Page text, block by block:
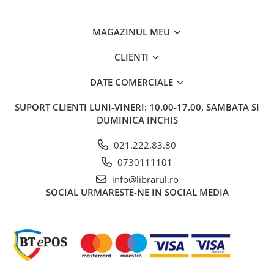
Conservarea si pastrarea
Ghiduri de calatorie
Hobby, timp liber
Animale de companie
Carti de colorat pentru adulti
Istorie
Al Doilea Razboi Mondial
MAGAZINUL MEU
CLIENTI
DATE COMERCIALE
SUPORT CLIENTI LUNI-VINERI: 10.00-17.00, SAMBATA SI
DUMINICA INCHIS
021.222.83.80
0730111101
info@librarul.ro
SOCIAL URMARESTE-NE IN SOCIAL MEDIA